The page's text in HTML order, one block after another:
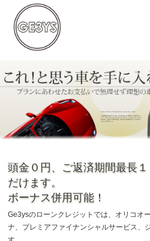
頭金０円、ご返済期間最長
だけます。
ボーナス併用可能！
Ge3ysのローンクレジットでは、オリコオ
ナ、プレミアファイナンシャルサービス、